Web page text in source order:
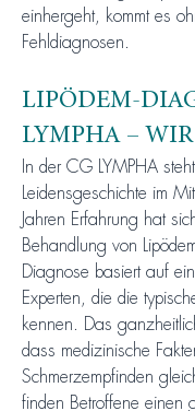
einhergeht, kommt es
Fehldiagnosen.
LIPÖDEM-
LYMPHA –
In der CG LYMPHA
Leidensgeschichte im
Jahren Erfahrung hat
Behandlung von
Diagnose basiert auf
Experten, die die
kennen. Das
dass medizinische
Schmerzempfinden
finden Betroffene einen